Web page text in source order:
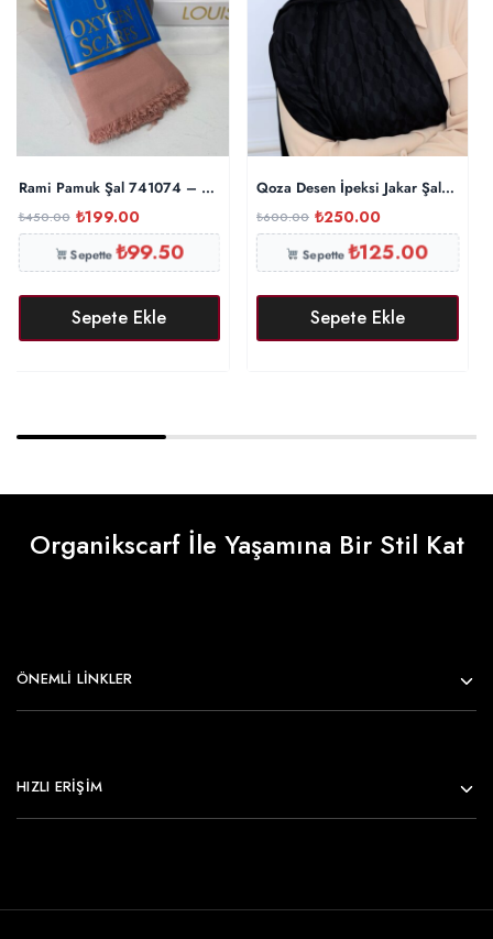
Rami Pamuk Şal 741074 – Koyu Somon
₺450.00 ₺199.00
Sepette₺99.50
Sepete Ekle
Qoza Desen İpeksi Jakar Şal –
₺600.00 ₺250.00
Sepette₺125.00
Sepete Ekle
Organikscarf İle Yaşamına Bir Stil Kat
ÖNEMLI LINKLER
HIZLI ERİŞİM